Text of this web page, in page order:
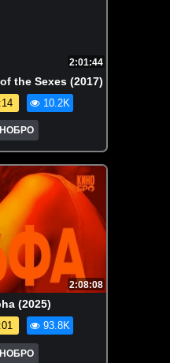
2:01:44
the Sexes (2017)
10.2K
2:08:08
(2025)
93.8K